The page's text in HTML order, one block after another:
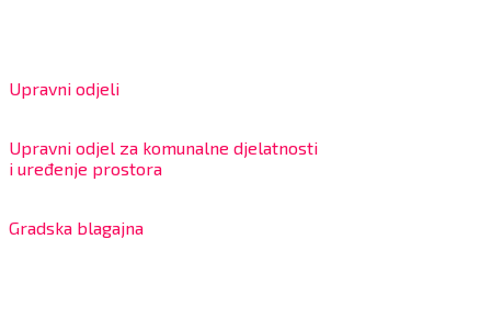
Upravni odjeli
Upravni odjel za komunalne djelatnosti
i uređenje prostora
Gradska blagajna